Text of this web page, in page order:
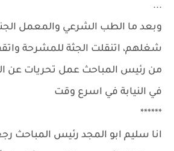
...
وبعد ما الطب الشرعي والمعمل
شغلهم، اتنقلت الجثة للمشرحة
من رئيس المباحث عمل تحريات عن
في النيابة في اسرع وقت
******
انا سليم ابو المجد رئيس المباحث